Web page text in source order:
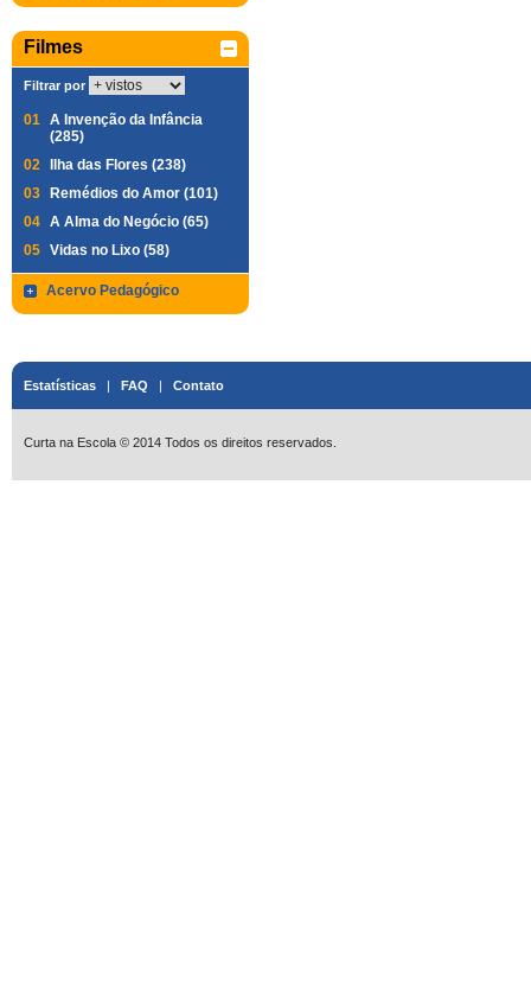
Filmes
Filtrar por
01 A Invenção da Infância
(285)
02
Ilha das Flores (238)
03
Remédios do Amor (101)
04 A Alma do Negócio (65)
05 Vidas no Lixo (58)
Acervo Pedagógico
Estatísticas | FAQ | Contato
Curta na Escola © 2014 Todos os direitos reservados.